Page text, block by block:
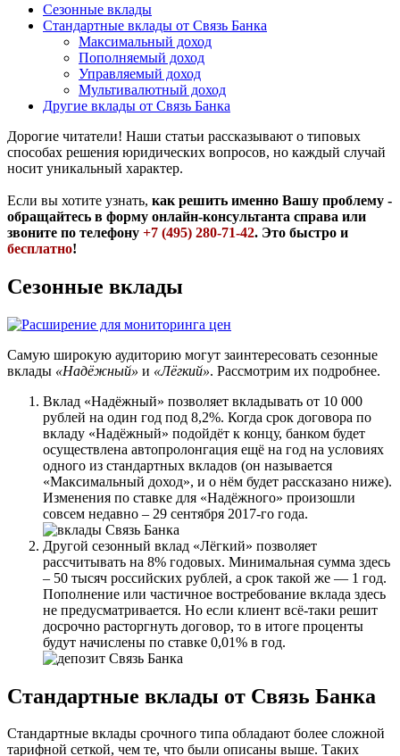
Сезонные вклады
Стандартные вклады от Связь Банка
Максимальный доход
Пополняемый доход
Управляемый доход
Мультивалютный доход
Другие вклады от Связь Банка
Дорогие читатели! Наши статьи рассказывают о типовых
способах решения юридических вопросов, но каждый случай
носит уникальный характер.
Если вы хотите узнать, как решить именно Вашу проблему -
обращайтесь в форму онлайн-консультанта справа или
звоните по телефону +7 (495) 280-71-42. Это быстро и
бесплатно!
Сезонные вклады
Самую широкую аудиторию могут заинтересовать сезонные
вклады «Надёжный» и «Лёгкий». Рассмотрим их подробнее.
Вклад «Надёжный» позволяет вкладывать от 10 000
рублей на один год под 8,2%. Когда срок договора по
вкладу «Надёжный» подойдёт к концу, банком будет
осуществлена автопролонгация ещё на год на условиях
одного из стандартных вкладов (он называется
«Максимальный доход», и о нём будет рассказано ниже).
Изменения по ставке для «Надёжного» произошли
совсем недавно – 29 сентября 2017-го года.
Другой сезонный вклад «Лёгкий» позволяет
рассчитывать на 8% годовых. Минимальная сумма здесь
– 50 тысяч российских рублей, а срок такой же — 1 год.
Пополнение или частичное востребование вклада здесь
не предусматривается. Но если клиент всё-таки решит
досрочно расторгнуть договор, то в итоге проценты
будут начислены по ставке 0,01% в год.
Стандартные вклады от Связь Банка
Стандартные вклады срочного типа обладают более сложной
тарифной сеткой, чем те, что были описаны выше. Таких